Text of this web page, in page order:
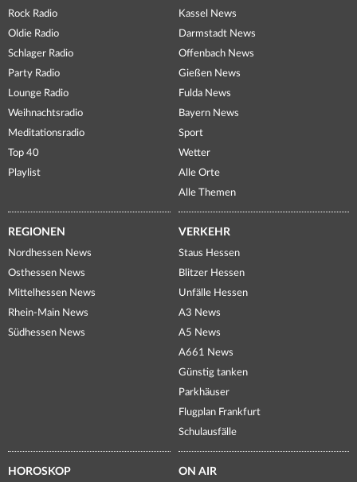
Rock Radio
Oldie Radio
Schlager Radio
Party Radio
Lounge Radio
Weihnachtsradio
Meditationsradio
Top 40
Playlist
Kassel News
Darmstadt News
Offenbach News
Gießen News
Fulda News
Bayern News
Sport
Wetter
Alle Orte
Alle Themen
REGIONEN
Nordhessen News
Osthessen News
Mittelhessen News
Rhein-Main News
Südhessen News
VERKEHR
Staus Hessen
Blitzer Hessen
Unfälle Hessen
A3 News
A5 News
A661 News
Günstig tanken
Parkhäuser
Flugplan Frankfurt
Schulausfälle
HOROSKOP ON AIR